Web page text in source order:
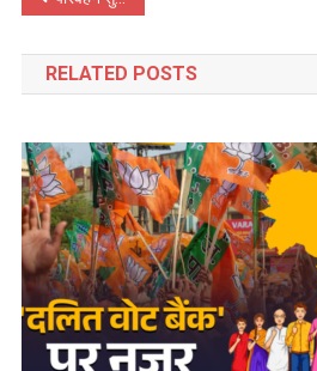
navigation
RELATED POSTS